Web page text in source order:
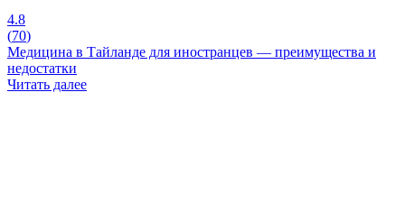
4.8
(70)
Медицина в Тайланде для иностранцев — преимущества и
недостатки
Читать далее